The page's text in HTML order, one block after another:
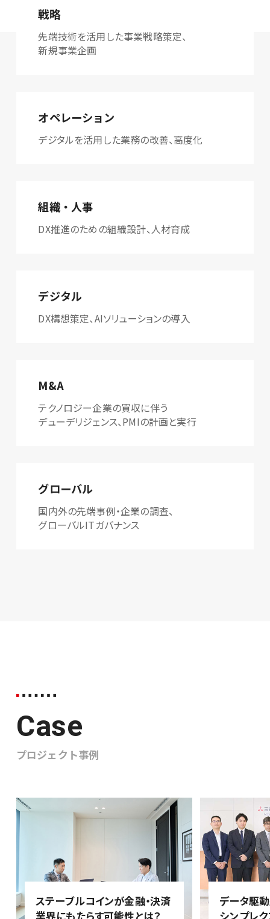
戦略
先端技術を活用した事業戦略策定、
新規事業企画
オペレーション
デジタルを活用した業務の改善、高度化
組織・人事
DX推進のための組織設計、人材育成
デジタル
DX構想策定、AIソリューションの導入
M&A
テクノロジー企業の買収に伴う
デューデリジェンス、PMIの計画と実行
グローバル
国内外の先端事例・企業の調査、
グローバルITガバナンス
Case
プロジェクト事例
ステーブルコインが金融・決済
業界にもたらす可能性とは？
データ駆
シンプレ